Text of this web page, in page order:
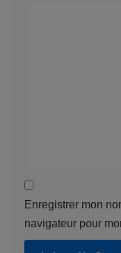
Enregistrer mon
navigateur pour